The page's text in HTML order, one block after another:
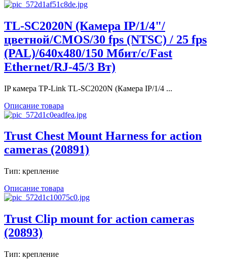
TL-SC2020N (Камера IP/1/4"/
цветной/CMOS/30 fps (NTSC) / 25 fps
(PAL)/640x480/150 Мбит/с/Fast
Ethernet/RJ-45/3 Вт)
IP камера TP-Link TL-SC2020N (Камера IP/1/4 ...
Описание товара
Trust Chest Mount Harness for action
cameras (20891)
Тип: крепление
Описание товара
Trust Clip mount for action cameras
(20893)
Тип: крепление